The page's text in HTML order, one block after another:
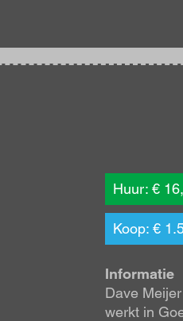
Huur: €
Koop: €
Informatie
Dave
werkt in